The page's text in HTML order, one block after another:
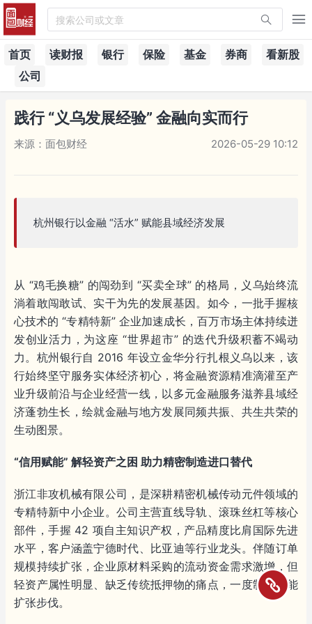
搜索公司或文章
首页 读财报 银行 保险 基金 券商
看新股
公司
践行 “义乌发展经验” 金融向实而行
来源：面包财经 2026-05-29 10:12
杭州银行以金融 “活水” 赋能县域经济发展
从 “鸡毛换糖” 的闯劲到 “买卖全球” 的格局，义乌始终流
淌着敢闯敢试、实干为先的发展基因。如今，一批手握核
心技术的 “专精特新” 企业加速成长，百万市场主体持续迸
发创业活力，为这座 “世界超市” 的迭代升级积蓄不竭动
力。杭州银行自 2016 年设立金华分行扎根义乌以来，该
行始终坚守服务实体经济初心，将金融资源精准滴灌至产
业升级前沿与企业经营一线，以多元金融服务滋养县域经
济蓬勃生长，绘就金融与地方发展同频共振、共生共荣的
生动图景。
“信用赋能” 解轻资产之困 助力精密制造进口替代
浙江非攻机械有限公司，是深耕精密机械传动元件领域的
专精特新中小企业。公司主营直线导轨、滚珠丝杠等核心
部件，手握 42 项自主知识产权，产品精度比肩国际先进
水平，客户涵盖宁德时代、比亚迪等行业龙头。伴随订单
规模持续扩张，企业原材料采购的流动资金需求激增，但
轻资产属性明显、缺乏传统抵押物的痛点，一度制约产能
扩张步伐。